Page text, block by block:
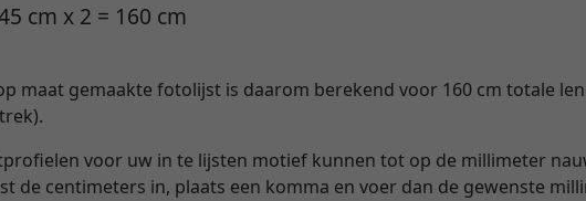
cm x 2 = 160 cm
maat gemaakte fotolijst is daarom berekend voor 160 cm totale
voor uw in te lijsten motief kunnen tot op de millimeter
de centimeters in, plaats een komma en voer dan de gewenste